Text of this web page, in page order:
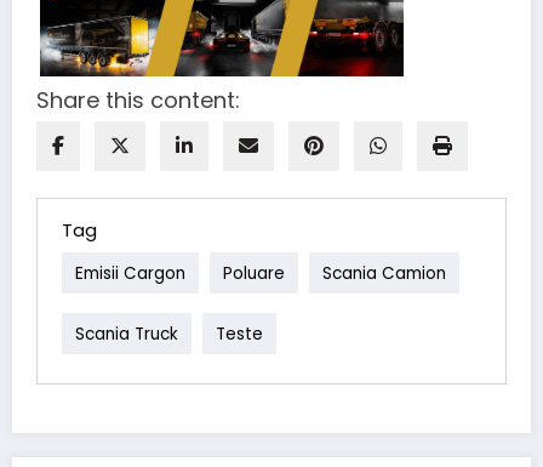
Share this content:
Tag
Emisii Cargon Poluare Scania Camion
Scania Truck Teste